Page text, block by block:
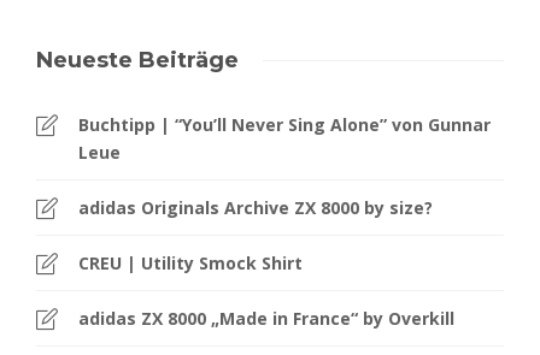
Neueste Beiträge
Buchtipp | “You’ll Never Sing Alone” von Gunnar
Leue
adidas Originals Archive ZX 8000 by size?
CREU | Utility Smock Shirt
adidas ZX 8000 „Made in France“ by Overkill